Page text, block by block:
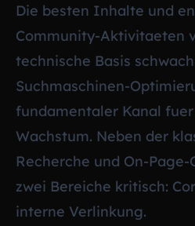
Die besten Inhalte und
Community-Aktivitaeten
technische Basis
Suchmaschinen-
fundamentaler Kanal
Wachstum. Neben der
Recherche und On-
zwei Bereiche kritisch:
interne Verlinkung.